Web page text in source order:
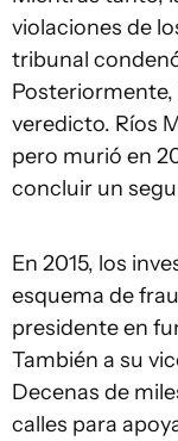
violaciones de
tribunal
Posteriormente,
veredicto. Ríos
pero murió en
concluir un
En 2015, los
esquema de
presidente en
También a su
Decenas de
calles para